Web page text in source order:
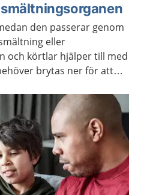
den passerar genom
eller
och körtlar hjälper till med
brytas ner för att